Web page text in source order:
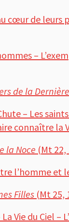
cœur de leurs
–
de la
– Les
connaître la
la Noce (Mt 22,
l’homme et
Filles (Mt 25,
Vie du Ciel –